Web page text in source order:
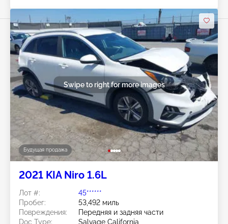
Будущая продажа
Swipe to right for more images
2021 KIA Niro 1.6L
Лот #:
45******
Пробег:
53,492 миль
Повреждения:
Передняя и задняя части
Doc Type:
Salvage California